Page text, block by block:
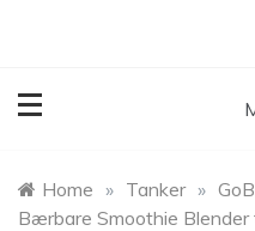
Home » Tanker »
Bærbare Smoothie